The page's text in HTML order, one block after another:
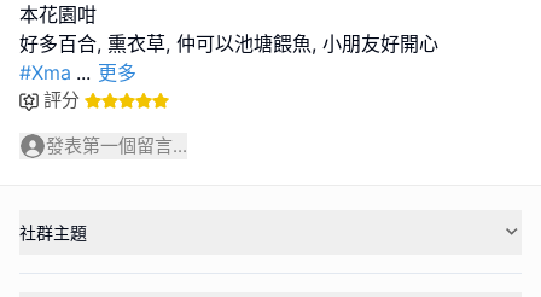
本花園咁
#Xma ... 更多
評分
發表第一個留言...
社群主題